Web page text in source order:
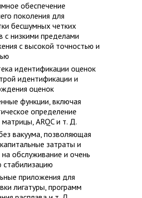
обеспечение
поколения для
бесшумных четких
с низкими пределами
с высокой точностью и
идентификации оценок
идентификации и
оценок
функции, включая
определение
матрицы, ARQC и т. Д.
вакуума, позволяющая
затраты и
на обслуживание и очень
стабилизацию
приложения для
лигатуры, программ